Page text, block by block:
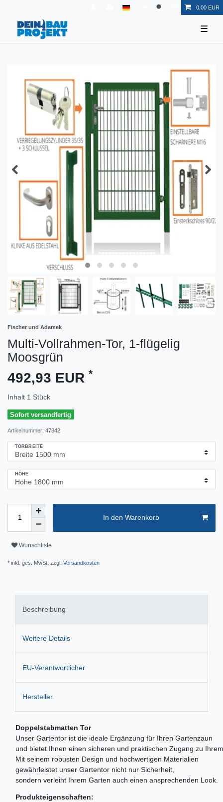
0,00 EUR
☰
Fischer und Adamek
Multi-Vollrahmen-Tor, 1-flügelig
Moosgrün
492,93 EUR *
Inhalt 1 Stück
Sofort versandfertig
Artikelnummer: 47842
TORBREITE
HÖHE
In den Warenkorb
Wunschliste
* inkl. ges. MwSt. zzgl. Versandkosten
Beschreibung
Weitere Details
EU-Verantwortlicher
Hersteller
Doppelstabmatten Tor
Unser Gartentor ist die ideale Ergänzung für Ihren Gartenzaun
und bietet Ihnen einen sicheren und praktischen Zugang zu
Mit seinem robusten Design und hochwertigen Materialien
gewährleistet unser Gartentor nicht nur Sicherheit,
sondern verleiht Ihrem Garten auch einen ansprechenden Look.
Produkteigenschaften: